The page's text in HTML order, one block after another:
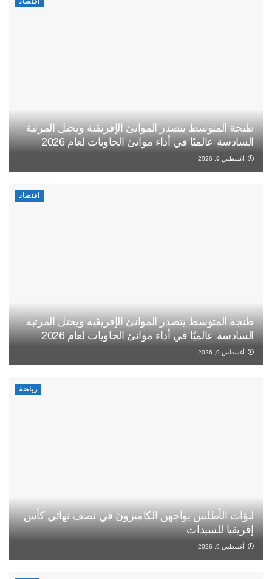
طنجة المتوسط يتصدر الموانئ الإفريقية ويحتل المرتبة
السادسة عالميًا في أداء موانئ الحاويات لعام 2026
أغسطس 9, 2026
اقتصاد
طنجة المتوسط يتصدر الموانئ الإفريقية ويحتل المرتبة
السادسة عالميًا في أداء موانئ الحاويات لعام 2026
أغسطس 9, 2026
رياضة
لبؤات الأطلس يواجهن الكاميرون في نصف نهائي كأس
إفريقيا للسيدات
أغسطس 9, 2026